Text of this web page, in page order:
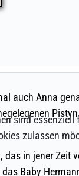
sind
zulassen